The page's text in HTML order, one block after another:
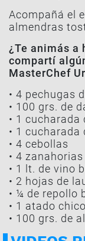
Acompañá el
almendras
¿Te animás a
compartí
MasterChef
• 4 pechugas
• 100 grs. de
• 1
• 1 cucharada
• 4 cebollas
• 4
• 1 lt. de vino
• 2 hojas de
• ¼ de repollo
• 1 atado
• 100 grs. de